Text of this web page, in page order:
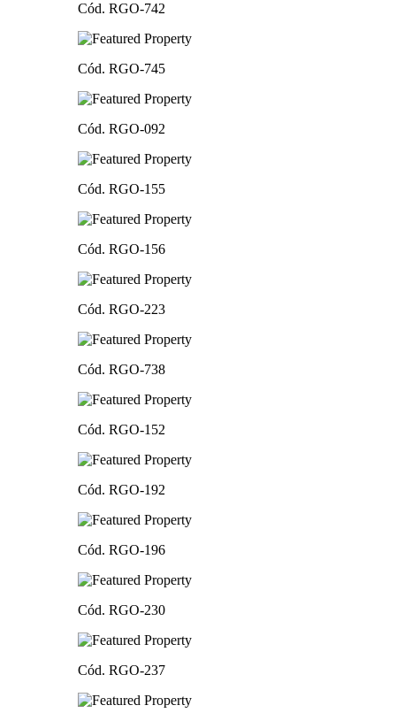
Cód. RGO-742
Cód. RGO-745
Cód. RGO-092
Cód. RGO-155
Cód. RGO-156
Cód. RGO-223
Cód. RGO-738
Cód. RGO-152
Cód. RGO-192
Cód. RGO-196
Cód. RGO-230
Cód. RGO-237